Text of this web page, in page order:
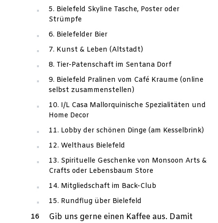
5. Bielefeld Skyline Tasche, Poster oder
Strümpfe
6. Bielefelder Bier
7. Kunst & Leben (Altstadt)
8. Tier-Patenschaft im Sentana Dorf
9. Bielefeld Pralinen vom Café Kraume (online
selbst zusammenstellen)
10. I/L Casa Mallorquinische Spezialitäten und
Home Decor
11. Lobby der schönen Dinge (am Kesselbrink)
12. Welthaus Bielefeld
13. Spirituelle Geschenke von Monsoon Arts &
Crafts oder Lebensbaum Store
14. Mitgliedschaft im Back-Club
15. Rundflug über Bielefeld
Gib uns gerne einen Kaffee aus. Damit